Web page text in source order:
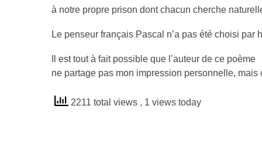
à notre propre prison dont chacun cherche
Le penseur français Pascal n’a pas été choisi
Il est tout à fait possible que l’auteur de ce poème
ne partage pas mon impression personnelle,
2211 total views , 1 views today